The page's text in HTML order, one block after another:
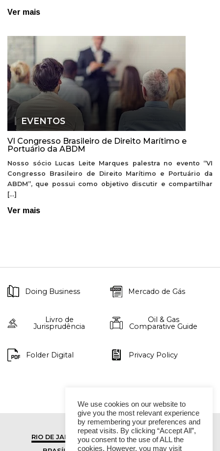
Ver mais
EVENTOS
VI Congresso Brasileiro de Direito Marítimo e
Portuário da ABDM
Nosso sócio Lucas Leite Marques palestra no evento “VI
Congresso Brasileiro de Direito Marítimo e Portuário da
ABDM”, que possui como objetivo discutir e compartilhar
[…]
Ver mais
Doing Business Mercado de Gás
Livro de
Jurisprudência
Oil & Gas
Comparative Guide
Folder Digital Privacy Policy
RIO DE JANEIRO
SÃO PAULO
We use cookies on our website to
give you the most relevant experience
by remembering your preferences and
repeat visits. By clicking “Accept All”,
you consent to the use of ALL the
cookies. However, you may visit